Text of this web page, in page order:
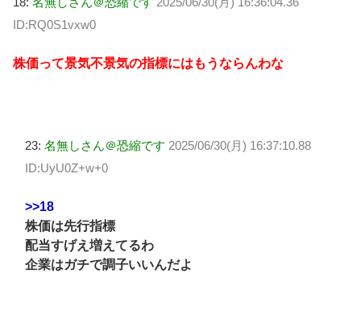
ID:RQ0S1vxw0
株価って景気不景気の指標にはもうならんわな
23: 名無しさん＠恐縮です 2025/06/30(月) 16:37:10.88
ID:UyU0Z+w+0
>>18
株価は先行指標
配当すげえ増えてるわ
企業はガチで調子いいんだよ